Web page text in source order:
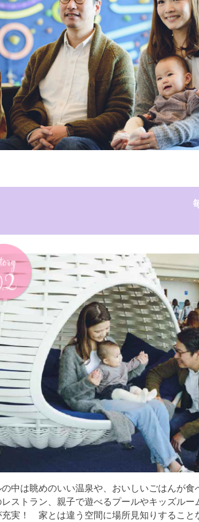
の中は眺めのいい温泉や、おいしいごはんが
レストラン、親子で遊べるプールやキッズルー
充実！ 家とは違う空間に場所見知りすること